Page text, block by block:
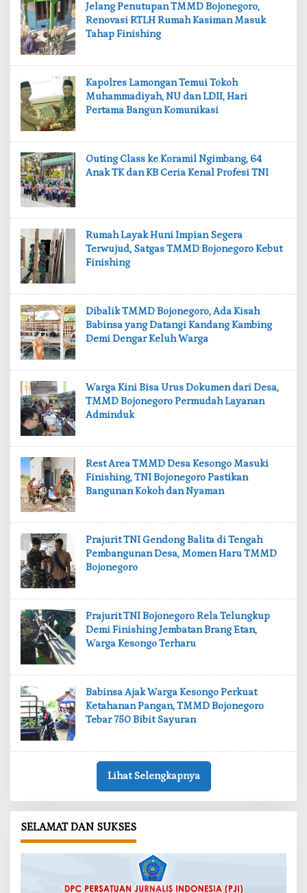
‎Jelang Penutupan TMMD Bojonegoro,
Renovasi RTLH Rumah Kasiman Masuk
Tahap Finishing
‎Kapolres Lamongan Temui Tokoh
Muhammadiyah, NU dan LDII, Hari
Pertama Bangun Komunikasi
‎Outing Class ke Koramil Ngimbang, 64
Anak TK dan KB Ceria Kenal Profesi TNI
‎Rumah Layak Huni Impian Segera
Terwujud, Satgas TMMD Bojonegoro Kebut
Finishing
‎Dibalik TMMD Bojonegoro, Ada Kisah
Babinsa yang Datangi Kandang Kambing
Demi Dengar Keluh Warga
‎Warga Kini Bisa Urus Dokumen dari Desa,
TMMD Bojonegoro Permudah Layanan
Adminduk
‎Rest Area TMMD Desa Kesongo Masuki
Finishing, TNI Bojonegoro Pastikan
Bangunan Kokoh dan Nyaman
‎Prajurit TNI Gendong Balita di Tengah
Pembangunan Desa, Momen Haru TMMD
Bojonegoro
‎Prajurit TNI Bojonegoro Rela Telungkup
Demi Finishing Jembatan Brang Etan,
Warga Kesongo Terharu
‎Babinsa Ajak Warga Kesongo Perkuat
Ketahanan Pangan, TMMD Bojonegoro
Tebar 750 Bibit Sayuran
Lihat Selengkapnya
SELAMAT DAN SUKSES